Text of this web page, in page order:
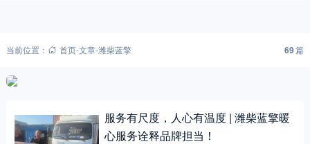
当前位置： 首页-文章-潍柴蓝擎 69篇
服务有尺度，人心有温度 | 潍柴蓝擎暖
心服务诠释品牌担当！